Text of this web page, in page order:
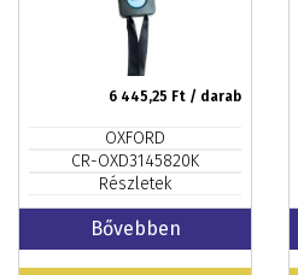
6 445,25 Ft / darab
OXFORD
CR-OXD3145820K
Részletek
Bővebben